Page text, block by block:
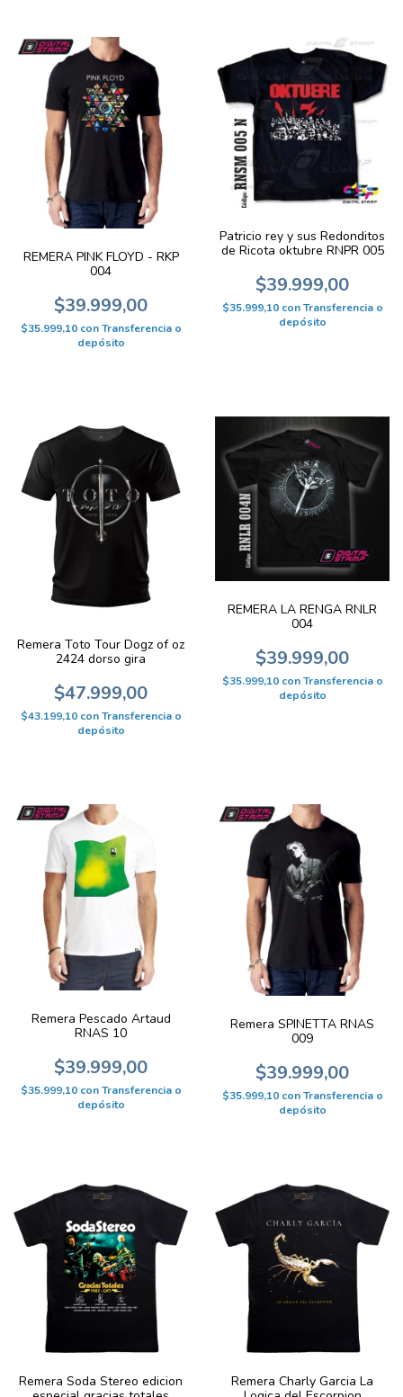
REMERA PINK FLOYD - RKP
004
$39.999,00
$35.999,10 con Transferencia o
depósito
Patricio rey y sus Redonditos
de Ricota oktubre RNPR 005
$39.999,00
$35.999,10 con Transferencia o
depósito
Remera Toto Tour Dogz of oz
2424 dorso gira
$47.999,00
$43.199,10 con Transferencia o
depósito
REMERA LA RENGA RNLR
004
$39.999,00
$35.999,10 con Transferencia o
depósito
Remera Pescado Artaud
RNAS 10
$39.999,00
$35.999,10 con Transferencia o
depósito
Remera SPINETTA RNAS
009
$39.999,00
$35.999,10 con Transferencia o
depósito
Remera Soda Stereo edicion
Remera Charly Garcia La